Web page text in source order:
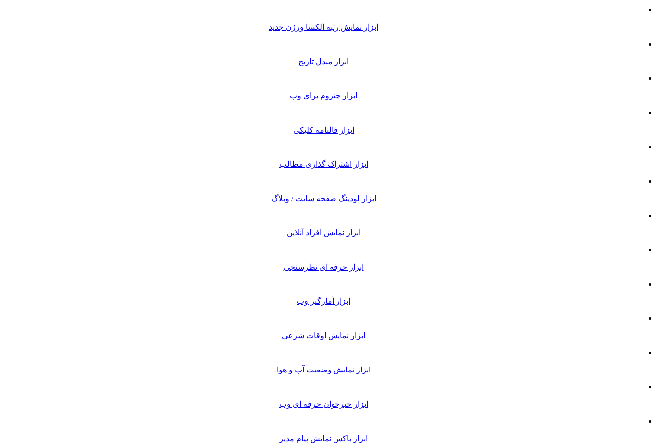
ابزار نمایش رتبه الکسا ورژن جدید
ابزار مبدل تاریخ
ابزار چتروم برای وب
ابزار فالنامه کلیکی
ابزار اشتراک گذاری مطالب
ابزار لودینگ صفحه سایت / وبلاگ
ابزار نمایش افراد آنلاین
ابزار حرفه ای نظرسنجی
ابزار آمارگیر وب
ابزار نمایش اوقات شرعی
ابزار نمایش وضعیت آب و هوا
ابزار خبرخوان حرفه ای وب
ابزار باکس نمایش پیام مدیر